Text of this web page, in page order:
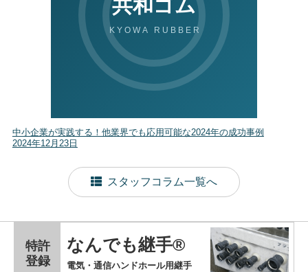
中小企業が実践する！他業界でも応用可能な2024年の成功事例
2024年12月23日
スタッフコラム一覧へ
なんでも継手®
特許
登録
電気・通信ハンドホール用継手